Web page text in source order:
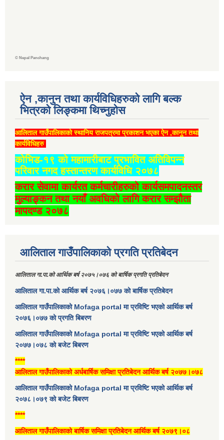
© Nepal Panchang
ऐन ,कानुन तथा कार्यविधिहरुको लागि बल्क
भित्रको लिङ्कमा थिच्‍नुहोस
आलिताल गाउँपालिकाको स्थानिय राजपत्रमा प्रकाशन भएका ऐन ,कानुन तथा
कार्यविधिहरु
कोभिड-१९ को महामारीबाट प्रभावित अतिविपन्न
परिवार नगद हस्तान्तरण कार्यविधि २०७८
करार सेवामा कार्यरत कर्मचारीहरुको कार्यसमपादनस्तर
मुल्याङ्कन तथा नयाँ अवधिको लागि करार सम्झौता
मापदण्ड २०७८
आलिताल गाउँपालिकाको प्रगति प्रतिबेदन
आलिताल गा.पा.को आर्थिक बर्ष २०७५।०७६ को बार्षिक प्रगति प्रतिबेदन
आलिताल गा.पा.को आर्थिक बर्ष २०७६।०७७ को बार्षिक प्रतिबेदन
आलिताल गाउँपालिकाको Mofaga portal मा प्रविष्टि भएको आर्थिक बर्ष
२०७६।०७७ को प्रगति बिबरण
आलिताल गाउँपालिकाको Mofaga portal मा प्रविष्टि भएको आर्थिक बर्ष
२०७७।०७८ को बजेट बिबरण
****
आलिताल गाउँपालिकाको अर्धबार्षिक समिक्षा प्रतिबेदन आर्थिक बर्ष २०७७।०७८
आलिताल गाउँपालिकाको Mofaga portal मा प्रविष्टि भएको आर्थिक बर्ष
२०७८।०७९ को बजेट बिबरण
****
आलिताल गाउँपालिकाको बार्षिक समिक्षा प्रतिबेदन आर्थिक बर्ष २०७९।०८